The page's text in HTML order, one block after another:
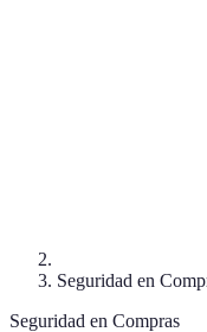
Seguridad en
Seguridad en Compras